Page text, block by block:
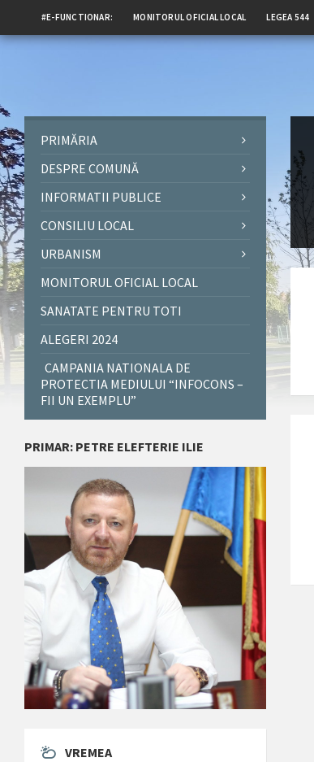
#E-FUNCTIONAR: MONITORUL OFICIAL LOCAL LEGEA 544
PRIMĂRIA
DESPRE COMUNĂ
INFORMATII PUBLICE
CONSILIU LOCAL
URBANISM
MONITORUL OFICIAL LOCAL
SANATATE PENTRU TOTI
ALEGERI 2024
CAMPANIA NATIONALA DE
PROTECTIA MEDIULUI “INFOCONS –
FII UN EXEMPLU”
PRIMAR: PETRE ELEFTERIE ILIE
VREMEA